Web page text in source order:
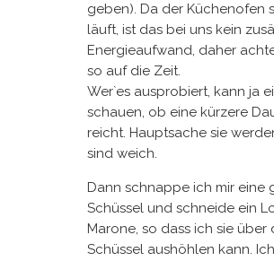
geben). Da der Küchenofen
läuft, ist das bei uns kein
Energieaufwand, daher
so auf die Zeit.
Wer`es ausprobiert, kann ja
schauen, ob eine kürzere
reicht. Hauptsache sie
sind weich.
Dann schnappe ich mir eine
Schüssel und schneide ein
Marone, so dass ich sie über
Schüssel aushöhlen kann.